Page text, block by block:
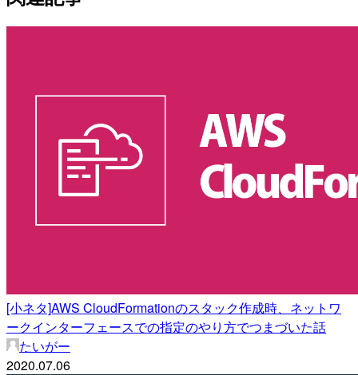
[小ネタ]AWS CloudFormationのスタック作成時、ネットワ
ークインターフェースでの指定のやり方でつまづいた話
たいがー
2020.07.06